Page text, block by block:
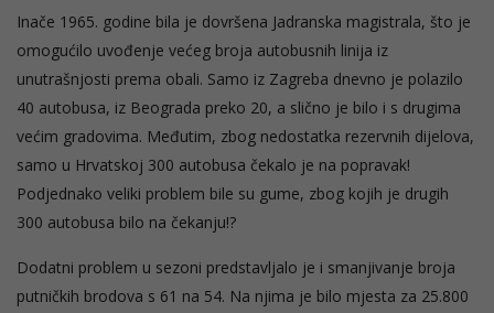
Inače 1965. godine bila je dovršena Jadranska magistrala, što je
omogućilo uvođenje većeg broja autobusnih linija iz
unutrašnjosti prema obali. Samo iz Zagreba dnevno je polazilo
40 autobusa, iz Beograda preko 20, a slično je bilo i s drugima
većim gradovima. Međutim, zbog nedostatka rezervnih dijelova,
samo u Hrvatskoj 300 autobusa čekalo je na popravak!
Podjednako veliki problem bile su gume, zbog kojih je drugih
300 autobusa bilo na čekanju!?
Dodatni problem u sezoni predstavljalo je i smanjivanje broja
putničkih brodova s 61 na 54. Na njima je bilo mjesta za 25.800